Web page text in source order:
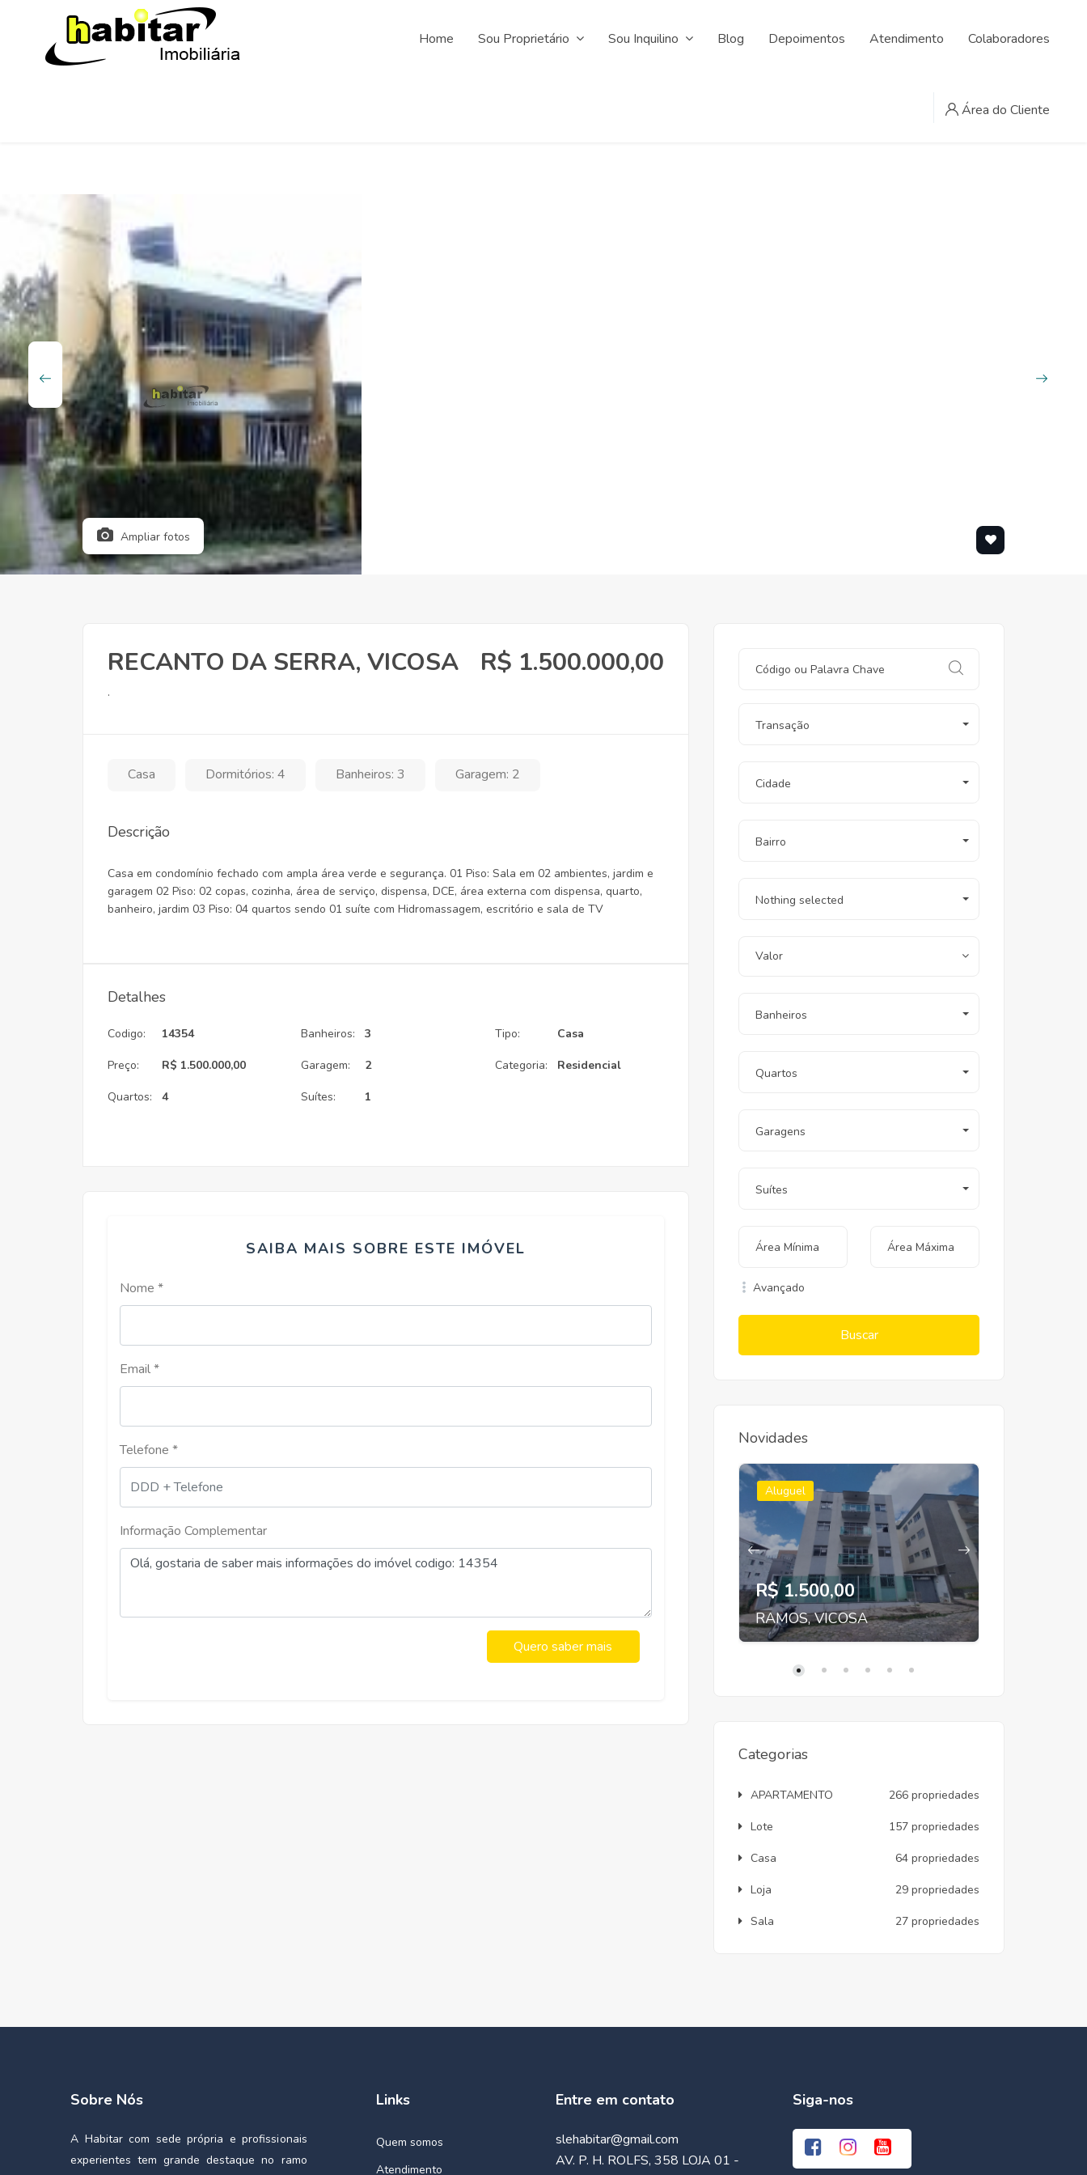
Home Sou Proprietário Sou Inquilino Blog Depoimentos Atendimento Colaboradores
Área do Cliente
Ampliar fotos
RECANTO DA SERRA, VICOSA
.
R$ 1.500.000,00
Casa Dormitórios: 4 Banheiros: 3 Garagem: 2
Descrição
Casa em condomínio fechado com ampla área verde e segurança. 01 Piso: Sala em 02 ambientes, jardim e
garagem 02 Piso: 02 copas, cozinha, área de serviço, dispensa, DCE, área externa com dispensa, quarto,
banheiro, jardim 03 Piso: 04 quartos sendo 01 suíte com Hidromassagem, escritório e sala de TV
Detalhes
Codigo:
Preço:
Quartos:
14354
R$ 1.500.000,00
4
Banheiros:
Garagem:
Suítes:
3
2
1
Tipo:
Categoria:
Casa
Residencial
SAIBA MAIS SOBRE ESTE IMÓVEL
Nome *
Email *
Telefone *
Informação Complementar
Quero saber mais
Transação
Cidade
Bairro
Nothing selected
Valor
Banheiros
Quartos
Garagens
Suítes
Avançado
Buscar
Novidades
RAMOS, VICOSA RAMOS, VICOSA
Aluguel
R$ 1.500,00
RAMOS, VICOSA
Categorias
APARTAMENTO 266 propriedades
Lote 157 propriedades
Casa 64 propriedades
Loja 29 propriedades
Sala 27 propriedades
Sobre Nós
A Habitar com sede própria e profissionais
experientes tem grande destaque no ramo
Links
Quem somos
Atendimento
Entre em contato
slehabitar@gmail.com
AV. P. H. ROLFS, 358 LOJA 01 -
Siga-nos